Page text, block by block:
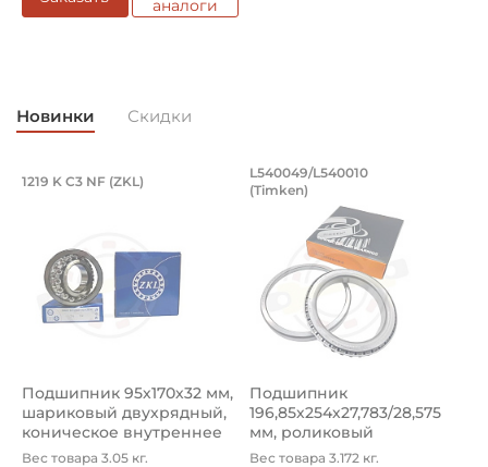
Китай
аналоги
Новинки Скидки
Подшипник 95х170х32 мм, шариковый
Подшипник 95х170х32 мм, шариковый двухрядный,
1219 K C3 NF (ZKL)
Подшипник 95х170х32 мм,
шариковый двухрядный,
коническое внутреннее
кол...
Вес товара 3.05 кг.
Подшипник
Подшипник
L540049/L540010
(Timken)
Подшипник
196,85х254х27,783/28,575
мм, роликовый
однорядный конический
Вес товара 3.172 кг.